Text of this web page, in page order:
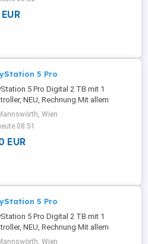
80 (nebeneinander) E-Tickets Die
werden Ihnen umgehend per E-
5 Pro
5 Pro Digital 2 TB mit 1
NEU, Rechnung Mit allem
Versand möglich
Wien
08:51
EUR
5 Pro
5 Pro Digital 2 TB mit 1
NEU, Rechnung Mit allem
Versand möglich
Wien